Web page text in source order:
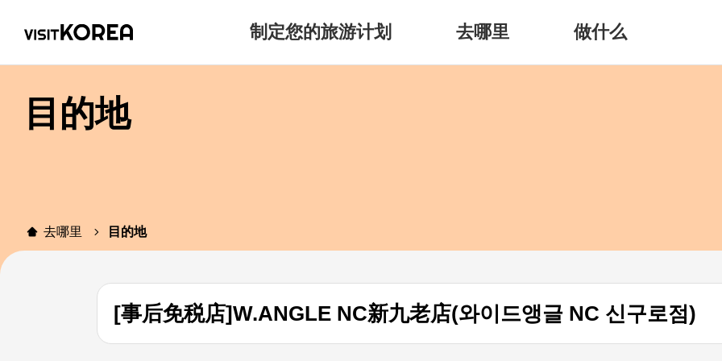
制定您的旅游计划 去哪里 做什么
目的地
去哪里 目的地
[事后免税店]W.ANGLE NC新九老店(와이드앵글 NC 신구로점)